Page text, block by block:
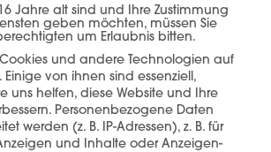
könnten Sie auch
interessieren
Jahre alt sind und Ihre Zustimmung
geben möchten, müssen Sie
um Erlaubnis bitten.
und andere Technologien auf
Einige von ihnen sind essenziell,
uns helfen, diese Website und Ihre
Personenbezogene Daten
werden (z. B. IP-Adressen), z. B. für
und Inhalte oder Anzeigen-